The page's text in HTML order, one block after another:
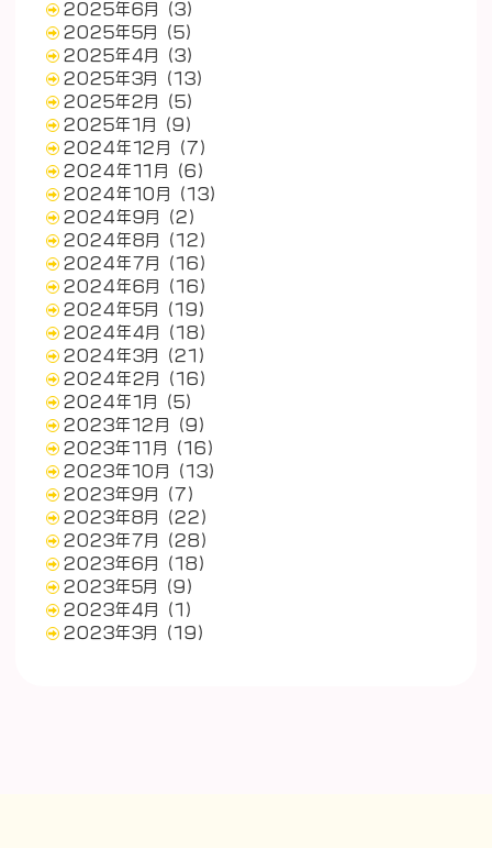
2025年6月
(3)
2025年5月
(5)
2025年4月
(3)
2025年3月
(13)
2025年2月
(5)
2025年1月
(9)
2024年12月
(7)
2024年11月
(6)
2024年10月
(13)
2024年9月
(2)
2024年8月
(12)
2024年7月
(16)
2024年6月
(16)
2024年5月
(19)
2024年4月
(18)
2024年3月
(21)
2024年2月
(16)
2024年1月
(5)
2023年12月
(9)
2023年11月
(16)
2023年10月
(13)
2023年9月
(7)
2023年8月
(22)
2023年7月
(28)
2023年6月
(18)
2023年5月
(9)
2023年4月
(1)
2023年3月
(19)